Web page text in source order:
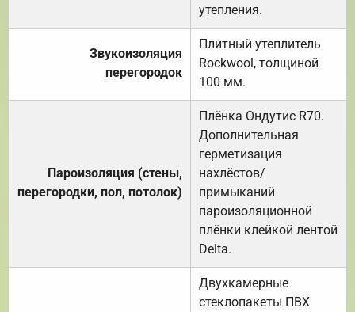
утепления.
Звукоизоляция
перегородок
Плитный утеплитель
Rockwool, толщиной
100 мм.
Пароизоляция (стены,
перегородки, пол, потолок)
Плёнка Ондутис R70.
Дополнительная
герметизация
нахлёстов/
примыканий
пароизоляционной
плёнки клейкой лентой
Delta.
Двухкамерные
стеклопакеты ПВХ